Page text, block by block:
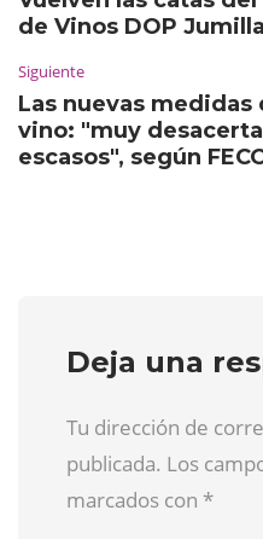
de Vinos DOP Jumilla
Siguiente
Las nuevas medidas
vino: "muy
escasos", según
Deja una
Tu dirección de
publicada. Los
marcados con *